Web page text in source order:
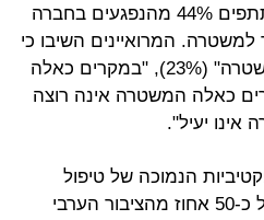
ישראל" שנעשה במאי ויוני 2015 בקרב 6,932 משתתפים 44% מהנפגעים בחברה
המרואיינים השיבו כי
הסיבות לאי הדיווח היו "לא רציתי להטריח את המשטרה" (23%), "במקרים כאלה
לעזור/ לטפל" (22%), "במקרים כאלה המשטרה אינה רוצה
הנמוכה של טיפול
המשטרה בעבירות ירי ואלימות ובין חוסר האמון של כ-50 אחוז מהציבור הערבי